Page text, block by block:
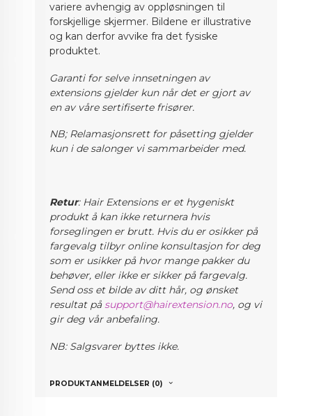
variere avhengig av oppløsningen til
forskjellige skjermer. Bildene er illustrative
og kan derfor avvike fra det fysiske
produktet.
Garanti for selve innsetningen av
extensions gjelder kun når det er gjort av
en av våre sertifiserte frisører.
NB; Relamasjonsrett for påsetting gjelder
kun i de salonger vi sammarbeider med.
Retur: Hair Extensions er et hygeniskt
produkt å kan ikke returnera hvis
forseglingen er brutt. Hvis du er osikker på
fargevalg tilbyr online konsultasjon for deg
som er usikker på hvor mange pakker du
behøver, eller ikke er sikker på fargevalg.
Send oss et bilde av ditt hår, og ønsket
resultat på support@hairextension.no, og vi
gir deg vår anbefaling.
NB: Salgsvarer byttes ikke.
PRODUKTANMELDELSER (0)